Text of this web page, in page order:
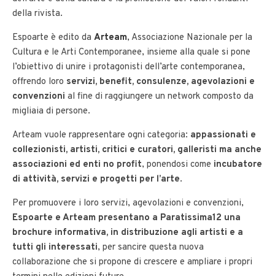
della rivista.
Espoarte è edito da Arteam, Associazione Nazionale per la
Cultura e le Arti Contemporanee, insieme alla quale si pone
l’obiettivo di unire i protagonisti dell’arte contemporanea,
offrendo loro servizi, benefit, consulenze, agevolazioni e
convenzioni al fine di raggiungere un network composto da
migliaia di persone.
Arteam vuole rappresentare ogni categoria: appassionati e
collezionisti, artisti, critici e curatori, galleristi ma anche
associazioni ed enti no profit, ponendosi come incubatore
di attività, servizi e progetti per l’arte.
Per promuovere i loro servizi, agevolazioni e convenzioni,
Espoarte e Arteam presentano a Paratissima12 una
brochure informativa, in distribuzione agli artisti e a
tutti gli interessati, per sancire questa nuova
collaborazione che si propone di crescere e ampliare i propri